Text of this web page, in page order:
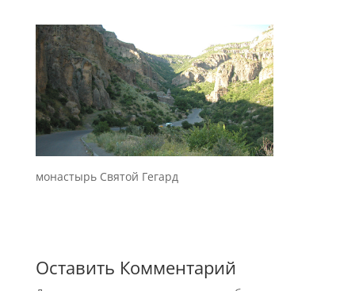
монастырь Святой Гегард
Оставить Комментарий